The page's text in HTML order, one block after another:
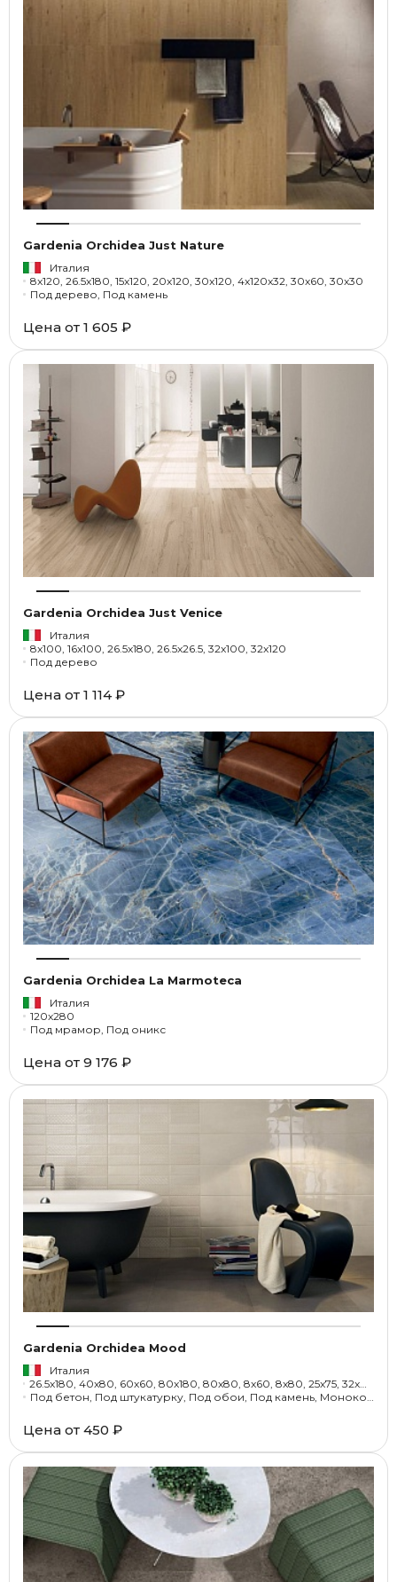
Gardenia Orchidea Just Nature
Италия
8x120, 26.5x180, 15x120, 20x120, 30x120, 4x120x32, 30x60, 30x30
Под дерево, Под камень
Цена от 1 605 ₽
Gardenia Orchidea Just Venice
Италия
8x100, 16x100, 26.5x180, 26.5x26.5, 32x100, 32x120
Под дерево
Цена от 1 114 ₽
Gardenia Orchidea La Marmoteca
Италия
120x280
Под мрамор, Под оникс
Цена от 9 176 ₽
Gardenia Orchidea Mood
Италия
26.5x180, 40x80, 60x60, 80x180, 80x80, 8x60, 8x80, 25x75, 32x80, 25x25, 35x40, 33.3x33.3, 40x40
Под бетон, Под штукатурку, Под обои, Под камень, Моноколор
Цена от 450 ₽